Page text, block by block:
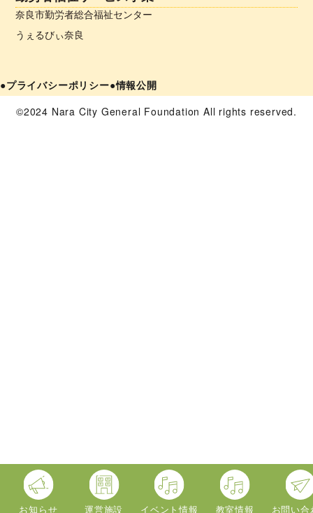
お知らせ 運営施設 イベント情報 教室情報 お問い合
奈良市勤労者総合福祉センター
うぇるびぃ奈良
●プライバシーポリシー●情報公開
©2024 Nara City General Foundation All rights reserved.